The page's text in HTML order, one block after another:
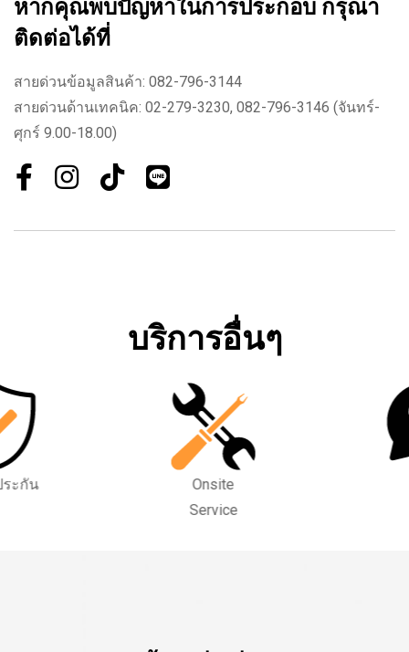
หากคุณพบปัญหาในการประกอบ กรุณา
ติดต่อได้ที่
สายด่วนข้อมูลสินค้า: 082-796-3144
สายด่วนด้านเทคนิค: 02-279-3230, 082-796-3146 (จันทร์-
ศุกร์ 9.00-18.00)
บริการอื่นๆ